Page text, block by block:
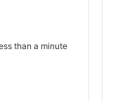
than a minute